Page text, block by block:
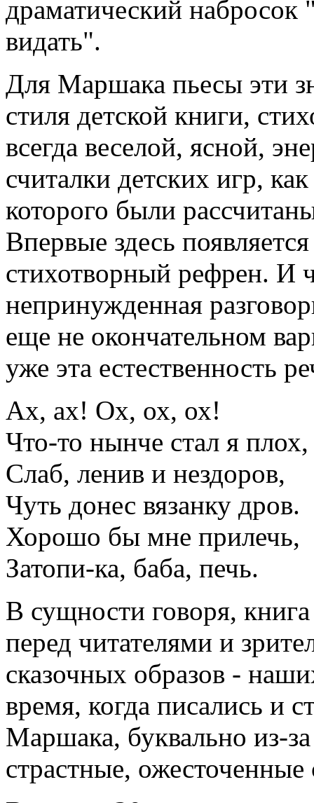
драматический набросок
видать".
Для Маршака пьесы эти
стиля детской книги,
всегда веселой, ясной,
считалки детских игр,
которого были
Впервые здесь
стихотворный рефрен. И
непринужденная
еще не окончательном
уже эта естественность
Ах, ах! Ох, ох, ох!
Что-то нынче стал я плох,
Слаб, ленив и нездоров,
Чуть донес вязанку дров.
Хорошо бы мне прилечь,
Затопи-ка, баба, печь.
В сущности говоря,
перед читателями и
сказочных образов -
время, когда писались и
Маршака, буквально из-
страстные,